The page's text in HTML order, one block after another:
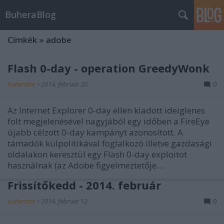
BuheraBlog
Címkék » adobe
Flash 0-day - operation GreedyWonk
buherator • 2014. február 20. 0
Az Internet Explorer 0-day ellen kiadott ideiglenes
folt megjelenésével nagyjából egy időben a FireEye
újabb célzott 0-day kampányt azonosított. A
támadók külpolitikával foglalkozó illetve gazdasági
oldalakon keresztül egy Flash 0-day exploitot
használnak (az Adobe figyelmeztetője…
Frissítőkedd - 2014. február
buherator • 2014. február 12. 0